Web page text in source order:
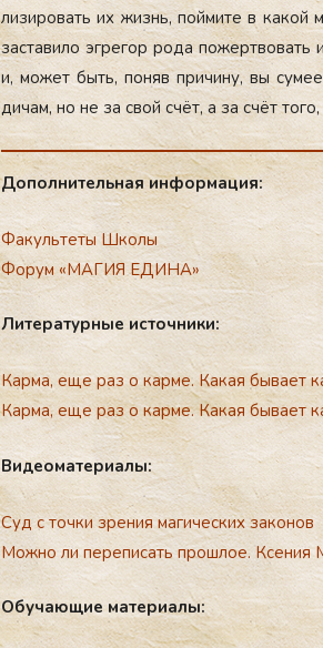
лизи­ровать их жизнь, пой­ми­те в ка­кой
зас­та­вило эг­ре­гор ро­да
и, мо­жет быть, по­няв при­чину, вы
дичам, но не за свой счёт, а за счёт
До­пол­ни­тель­ная ин­фор­ма­ция:
Факультеты Школы
Форум «МАГИЯ ЕДИНА»
Ли­те­ра­тур­ные ис­точ­ни­ки:
Карма, еще раз о карме. Какая бывает
Карма, еще раз о карме. Какая бывает
Ви­де­ома­те­ри­алы:
Суд с точки зрения магических законов
Можно ли переписать прошлое. Ксения
Обу­ча­ющие ма­те­ри­алы: